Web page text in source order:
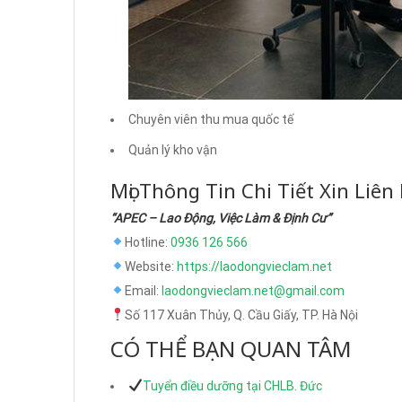
Chuyên viên thu mua quốc tế
Quản lý kho vận
Mọi Thông Tin Chi Tiết Xin Liên
“APEC – Lao Động, Việc Làm & Định Cư”
Hotline: 0936 126 566
Website: https://laodongvieclam.net
Email: laodongvieclam.net@gmail.com
Số 117 Xuân Thủy, Q. Cầu Giấy, TP. Hà Nội
CÓ THỂ BẠN QUAN TÂM
Tuyển điều dưỡng tại CHLB. Đức